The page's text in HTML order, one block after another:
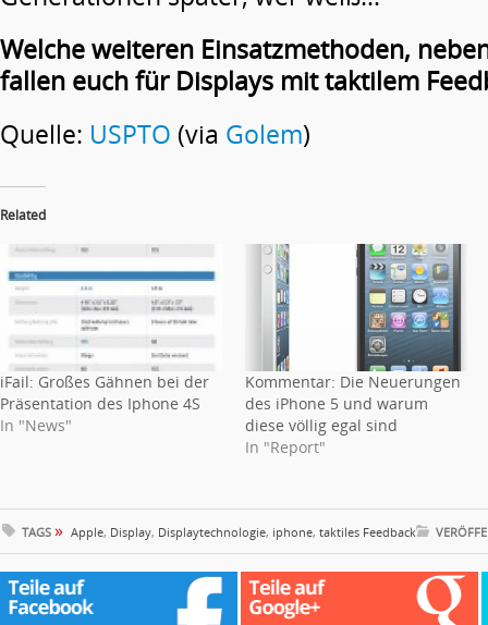
Welche weiteren Einsatzmethoden,
fallen euch für Displays mit taktilem
Quelle: USPTO (via Golem)
Related
iFail: Großes Gähnen bei der
Präsentation des Iphone 4S
In "News"
Kommentar: Die Neuerungen
des iPhone 5 und warum
diese völlig egal sind
In "Report"
TAGS » Apple, Display, Displaytechnologie, iphone, taktiles Feedback